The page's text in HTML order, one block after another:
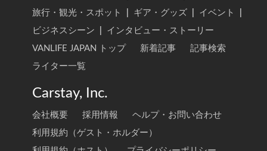
旅行・観光・スポット
ギア・グッズ イベント
ビジネスシーン
インタビュー・ストーリー
VANLIFE JAPAN トップ
新着記事
記事検索
ライター一覧
Carstay, Inc.
会社概要 採用情報
ヘルプ・お問い合わせ
利用規約（ゲスト・ホルダー）